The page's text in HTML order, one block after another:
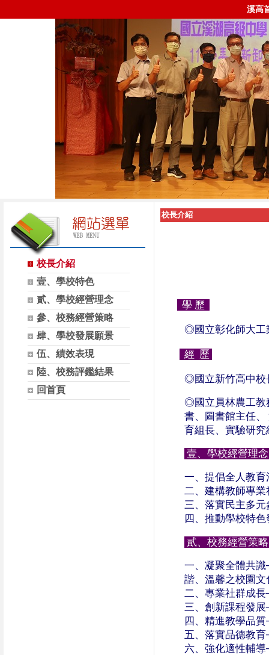
溪高
校長介紹
壹、學校特色
貳、學校經營理念
參、校務經營策略
肆、學校發展願景
伍、績效表現
陸、校務評鑑結果
回首頁
校長介紹
學 歷
◎國立彰化師大工
經 歷
◎國立新竹高中校
◎國立員林農工教
書、圖書館主任
育組長、實驗研
壹、學校經營理
一、提倡全人教
二、建構教師專
三、落實民主多
四、推動學校特
貳、校務經營策
一、凝聚全體共
諧、溫馨之校園文
二、專業社群成
三、創新課程發
四、精進教學品
五、落實品德教
六、強化適性輔